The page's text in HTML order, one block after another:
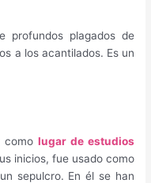
profundos plagados de
a los acantilados. Es un
como lugar de estudios
inicios, fue usado como
sepulcro. En él se han